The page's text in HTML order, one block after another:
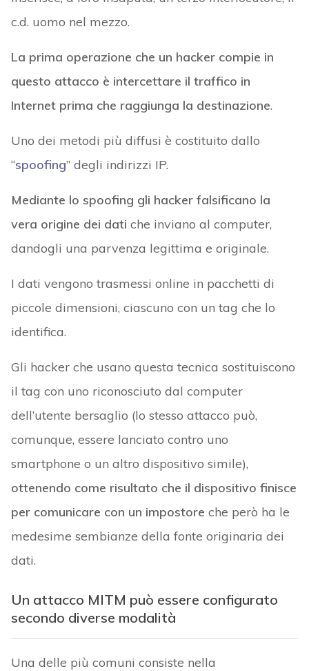
c.d. uomo nel mezzo.
La prima operazione che un hacker compie in
questo attacco è intercettare il traffico in
Internet prima che raggiunga la destinazione.
Uno dei metodi più diffusi è costituito dallo
“spoofing” degli indirizzi IP.
Mediante lo spoofing gli hacker falsificano la
vera origine dei dati che inviano al computer,
dandogli una parvenza legittima e originale.
I dati vengono trasmessi online in pacchetti di
piccole dimensioni, ciascuno con un tag che lo
identifica.
Gli hacker che usano questa tecnica sostituiscono
il tag con uno riconosciuto dal computer
dell’utente bersaglio (lo stesso attacco può,
comunque, essere lanciato contro uno
smartphone o un altro dispositivo simile),
ottenendo come risultato che il dispositivo finisce
per comunicare con un impostore che però ha le
medesime sembianze della fonte originaria dei
dati.
Un attacco MITM può essere configurato
secondo diverse modalità
Una delle più comuni consiste nella